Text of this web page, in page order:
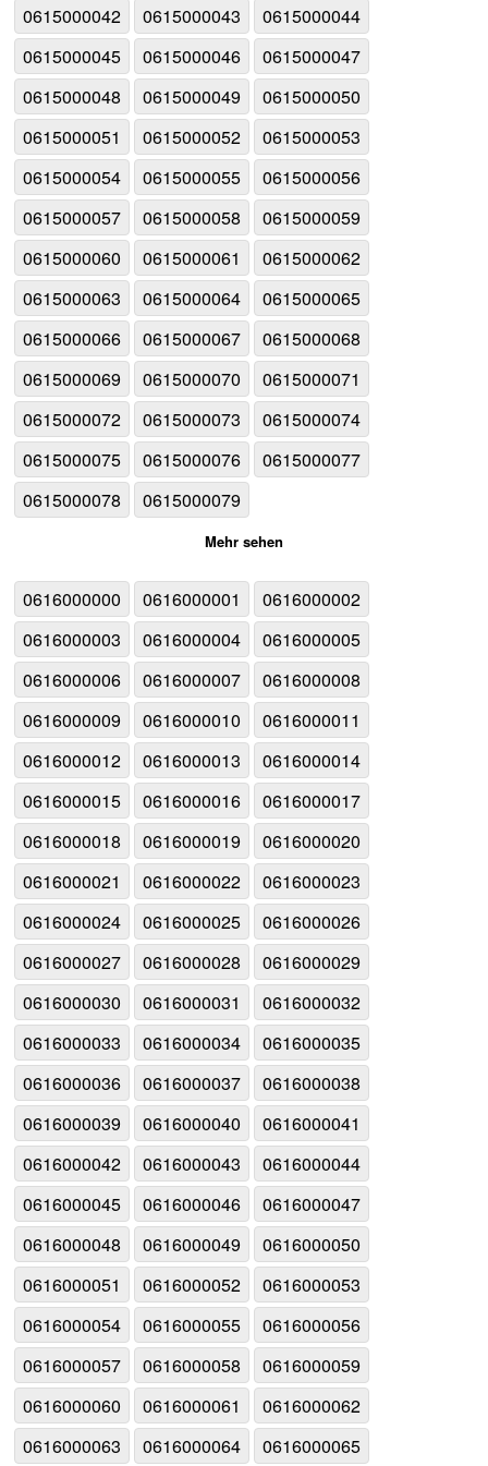
0615000042
0615000043
0615000044
0615000045
0615000046
0615000047
0615000048
0615000049
0615000050
0615000051
0615000052
0615000053
0615000054
0615000055
0615000056
0615000057
0615000058
0615000059
0615000060
0615000061
0615000062
0615000063
0615000064
0615000065
0615000066
0615000067
0615000068
0615000069
0615000070
0615000071
0615000072
0615000073
0615000074
0615000075
0615000076
0615000077
0615000078
0615000079
Mehr sehen
0616000000 0616000001
0616000002
0616000003
0616000004
0616000005
0616000006
0616000007
0616000008
0616000009
0616000010
0616000011
0616000012
0616000013
0616000014
0616000015
0616000016
0616000017
0616000018
0616000019
0616000020
0616000021
0616000022
0616000023
0616000024
0616000025
0616000026
0616000027
0616000028
0616000029
0616000030
0616000031
0616000032
0616000033
0616000034
0616000035
0616000036
0616000037
0616000038
0616000039
0616000040
0616000041
0616000042
0616000043
0616000044
0616000045
0616000046
0616000047
0616000048
0616000049
0616000050
0616000051
0616000052
0616000053
0616000054
0616000055
0616000056
0616000057
0616000058
0616000059
0616000060
0616000061
0616000062
0616000063
0616000064 0616000065